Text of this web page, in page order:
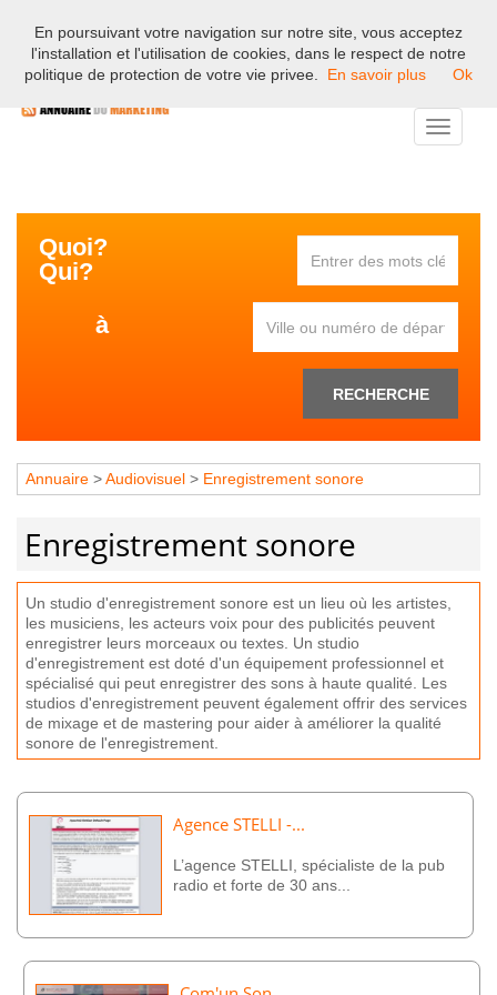
Bienvenue sur l'annuaire professionnel du marketing et de la
communication en France.
Toggle
Quoi?
Qui?
à
RECHERCHE
Annuaire >Audiovisuel > Enregistrement sonore
Enregistrement sonore
Un studio d'enregistrement sonore est un lieu où les artistes,
les musiciens , les acteurs voix pour des publicités peuvent
enregistrer leurs morceaux ou textes. Un studio
d'enregistrement est doté d'un équipement professionnel et
spécialisé qui peut enregistrer des sons à haute qualité
Les
studios d'enregistrement peuvent également offrir des services
de mixage et de mastering pour aider à améliorer la qualité
sonore de l'enregistrement
Agence STELLI -...
L’agence STELLI, spécialiste de la pub
radio et forte de 30 ans...
En poursuivant votre navigation sur notre site, vous acceptez
l'installation et l'utilisation de cookies, dans le respect de notre
politique de protection de votre vie privee.
En savoir plus Ok